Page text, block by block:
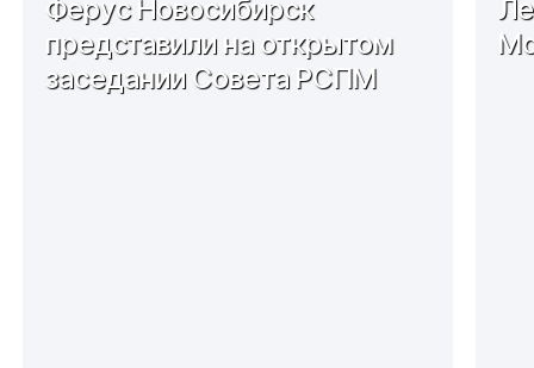
Ферус Новосибирск
представили на открытом
заседании Совета РСПМ